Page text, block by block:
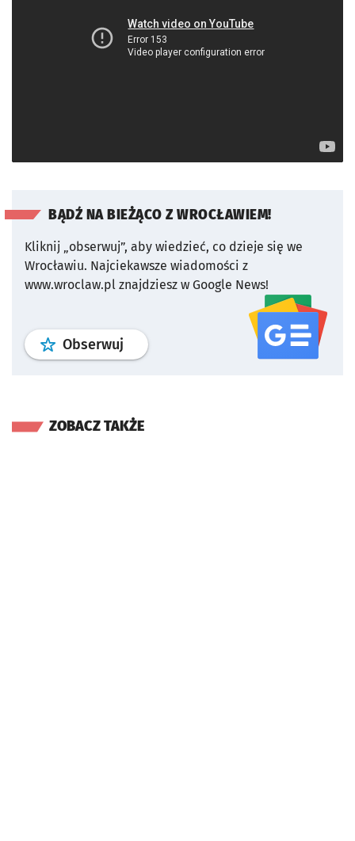
BĄDŹ NA BIEŻĄCO Z WROCŁAWIEM!
Kliknij „obserwuj”, aby wiedzieć, co dzieje się we
Wrocławiu. Najciekawsze wiadomości z
www.wroclaw.pl znajdziesz w Google News!
Obserwuj profil serwisu
ZOBACZ TAKŻE